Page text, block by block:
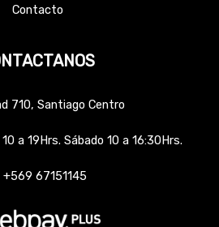
Contacto
710, Santiago Centro
a 19Hrs. Sábado 10 a 16:30Hrs.
+569 67151145